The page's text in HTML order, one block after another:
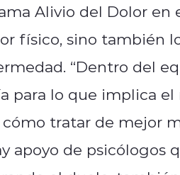
Alivio del Dolor
físico, sino también
“Dentro del
para lo que implica
tratar de mejor
apoyo de psicólogos